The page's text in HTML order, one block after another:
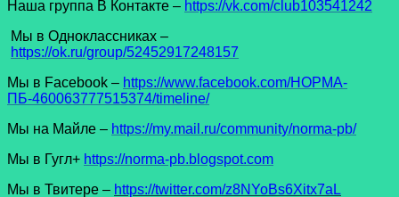
Наша группа В Контакте – https://vk.com/club103541242
Мы в Одноклассниках –
https://ok.ru/group/52452917248157
Мы в Facеbook – https://www.facebook.com/НОРМА-
ПБ-460063777515374/timeline/
Мы на Майле – https://my.mail.ru/community/norma-pb/
Мы в Гугл+ https://norma-pb.blogspot.com
Мы в Твитере – https://twitter.com/z8NYoBs6Xitx7aL